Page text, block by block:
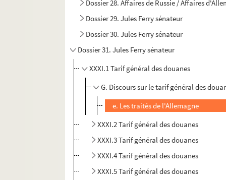
Dossier 28. Affaires de Russie / Affaires
Dossier 29. Jules Ferry sénateur
Dossier 30. Jules Ferry sénateur
Dossier 31. Jules Ferry sénateur
XXXI.1 Tarif général des douanes
G. Discours sur le tarif général des
e. Les traités de l'Allemagne
XXXI.2 Tarif général des douanes
XXXI.3 Tarif général des douanes
XXXI.4 Tarif général des douanes
XXXI.5 Tarif général des douanes